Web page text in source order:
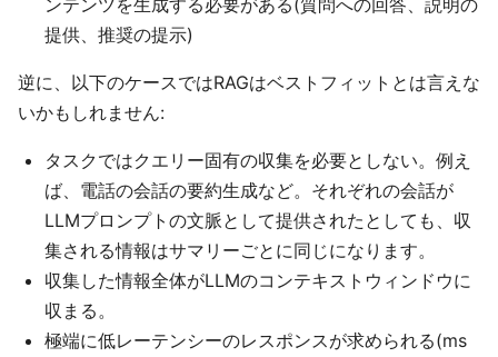
ンテンツを生成する必要がある(質問への回答、説明の
提供、推奨の提示)
逆に、以下のケースではRAGはベストフィットとは言えな
いかもしれません:
タスクではクエリー固有の収集を必要としない。例え
ば、電話の会話の要約生成など。それぞれの会話が
LLMプロンプトの文脈として提供されたとしても、収
集される情報はサマリーごとに同じになります。
収集した情報全体がLLMのコンテキストウィンドウに
収まる。
極端に低レーテンシーのレスポンスが求められる(ms